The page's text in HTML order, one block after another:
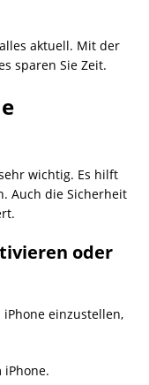
aktuell. Mit der
sparen Sie Zeit.
wichtig. Es hilft
Auch die Sicherheit
oder
einzustellen,